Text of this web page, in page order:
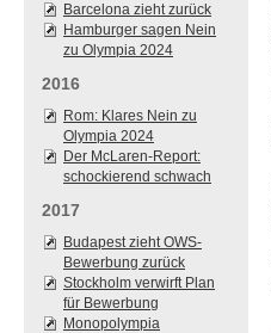
Barcelona zieht zurück
Hamburger sagen Nein
zu Olympia 2024
2016
Rom: Klares Nein zu
Olympia 2024
Der McLaren-Report:
schockierend schwach
2017
Budapest zieht OWS-
Bewerbung zurück
Stockholm verwirft Plan
für Bewerbung
Monopolympia